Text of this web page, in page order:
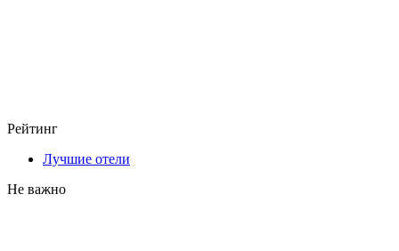
Рейтинг
Лучшие отели
Не важно